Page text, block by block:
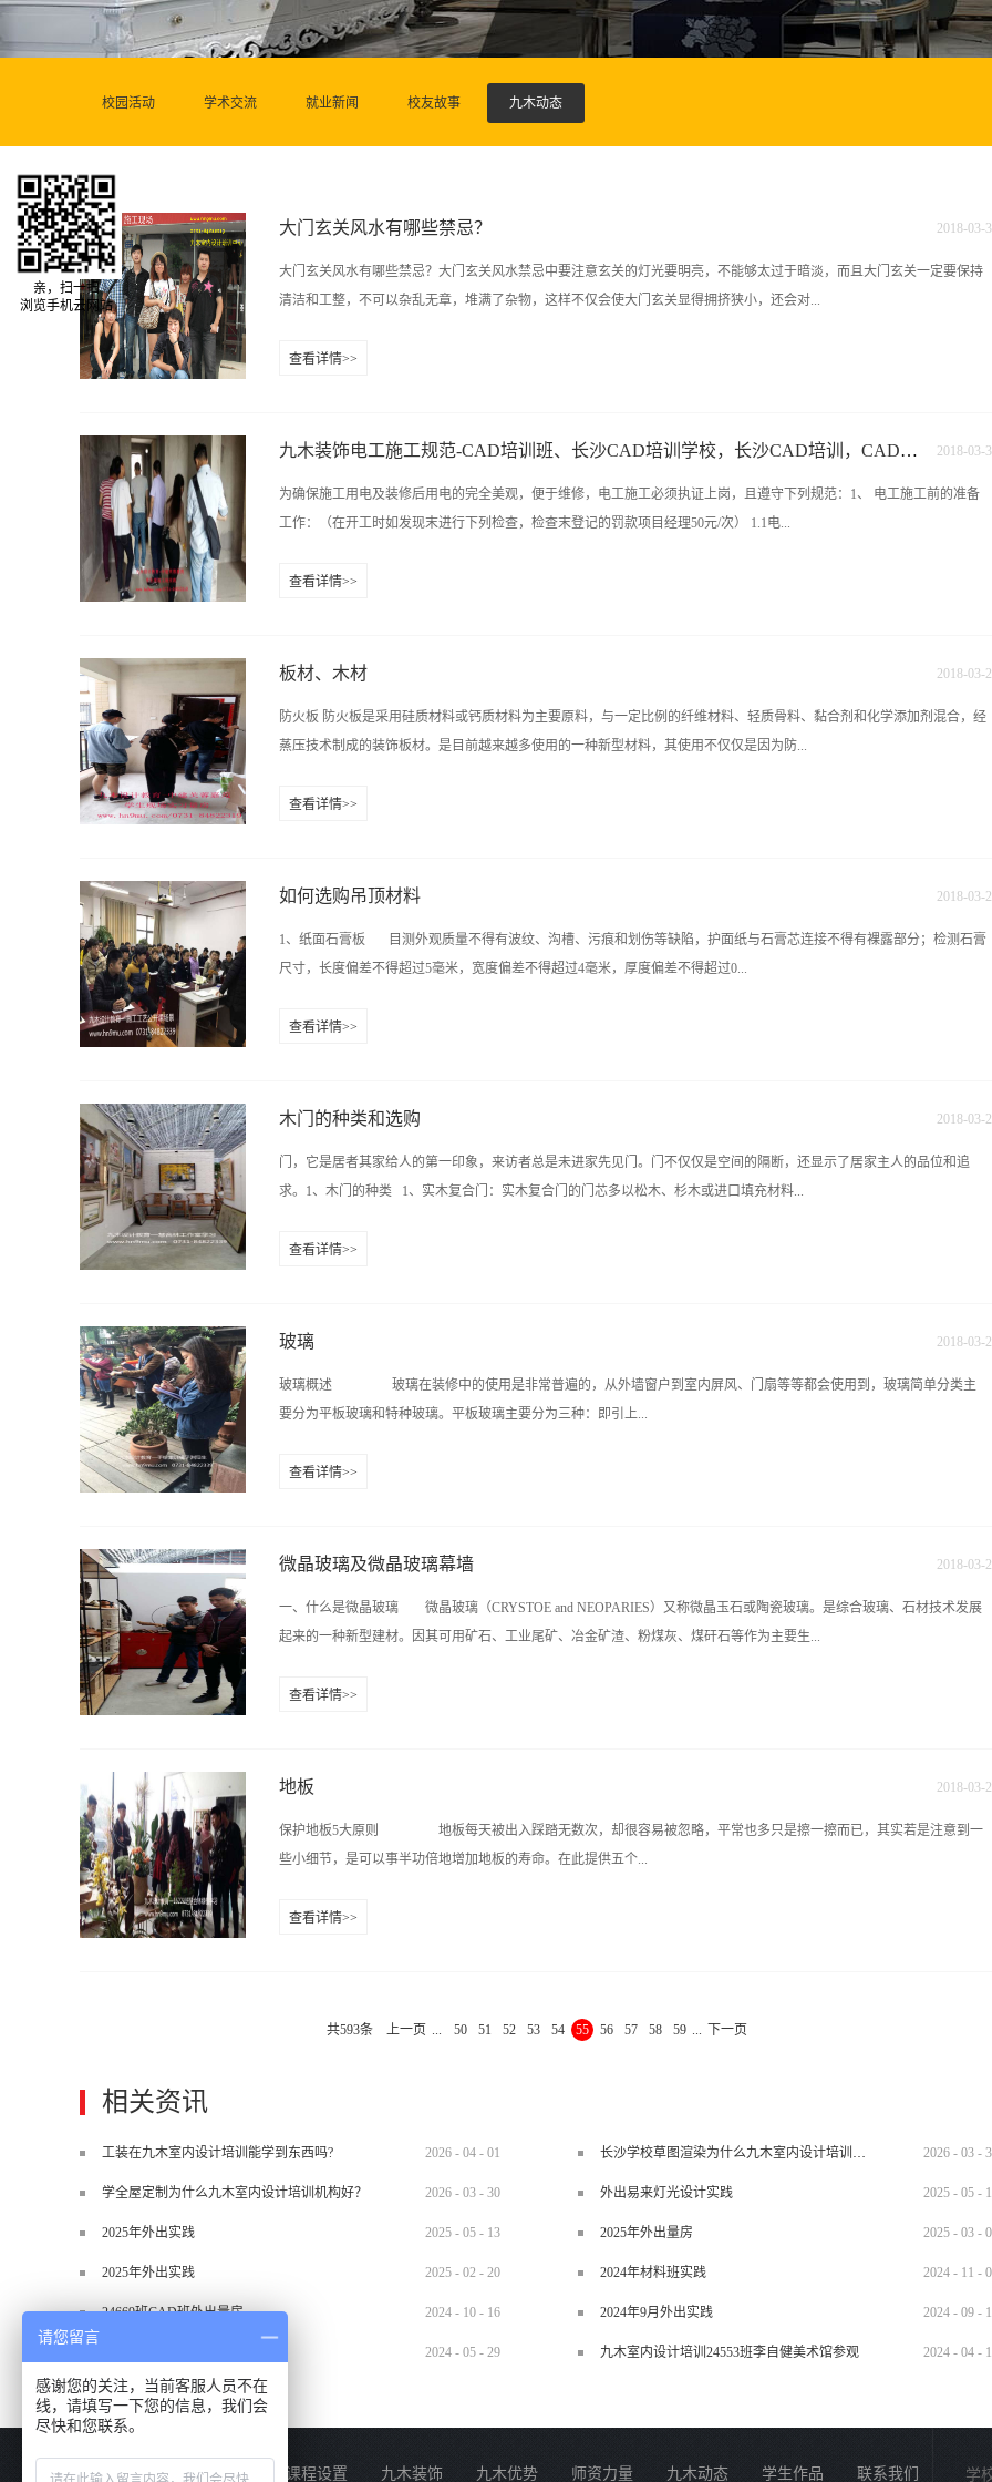
校园活动 学术交流 就业新闻 校友故事 九木动态
大门玄关风水有哪些禁忌？
大门玄关风水有哪些禁忌？大门玄关风水禁忌中要注意玄关的灯光要明亮，不能够太过于暗淡，而且大门玄关一定要保持
清洁和工整，不可以杂乱无章，堆满了杂物，这样不仅会使大门玄关显得拥挤狭小，还会对...
深沉的颜色则会给人一种压迫感，这也是大门玄关风水禁忌中的一点。玄关处也可以放置一些风水画，但是绝对不可以容
训告诉你，咨询电话彭老师13467515852大门玄关风水禁忌中最重要的一点就是大门玄关不可以与卫生间的门或者是其他
的门相对，这样会对住宅的风水有一定的影响，因为玄关是引进财气的，而卫生间却是充满了秽浊之气的地方，这样的两
物品会破坏住宅的风水。名称：九木设计培训中心咨询电话：彭老师：0731-84822339 13467515852 在线咨询
2018-03-
查看详情>>
九木装饰电工施工规范-CAD培训班、长沙CAD培训学校，长沙CAD培训，CAD培训学校，CAD软件培训
为确保施工用电及装修后用电的完全美观，便于维修，电工施工必须执证上岗，且遵守下列规范：1、 电工施工前的准备
工作：（在开工时如发现末进行下列检查，检查末登记的罚款项目经理50元/次） 1.1电...
是多大，电线布置是否分色，电源开关是否左零右火。1.4询问业主能否找到原始电路图。 2、施工现场临时用电管理规范
经理100/次。无电工证的师傅布线安装必须有电工证的师傅现场指导。2.2在施工现场作业时应集中精力，时时想到安全，
处处注意安全，严格按操作规程进行施工，严禁酒后违章作业。2.3施工现场用焊接、切割等必须有防火措施，火焰与带电
工现场用电安全规范：2.4.1工地临时要用缆线，从插座取电时，必须有插头。严禁用其它方式取电。如发现电动工具的导
2018-03-
查看详情>>
板材、木材
防火板 防火板是采用硅质材料或钙质材料为主要原料，与一定比例的纤维材料、轻质骨料、黏合剂和化学添加剂混合，经
蒸压技术制成的装饰板材。是目前越来越多使用的一种新型材料，其使用不仅仅是因为防...
而成，一般为五层结构。大芯板竖向(以芯材走向区分)抗弯压强度差，但横向抗弯压强度较高。细木工板 细木工板行内俗
制成。具有材质轻、强度高、良好的弹性和韧性，耐冲击和振动、易加工和涂饰、绝缘等优点胶合板(plywood) 行内俗称
细芯板，由三层或多层1mm厚的单板或薄板胶贴热压制成。它是目前手工制作家具中最为常用的材料。夹板一般分为3厘
加入胶水、添加剂压制而成的薄型板材。按压制方法可分为挤压刨花板、平压刨花板两类。刨花板分类如下： 1、根据用
2018-03-
查看详情>>
如何选购吊顶材料
1、纸面石膏板 目测外观质量不得有波纹、沟槽、污痕和划伤等缺陷，护面纸与石膏芯连接不得有裸露部分；检测石膏
尺寸，长度偏差不得超过5毫米，宽度偏差不得超过4毫米，厚度偏差不得超过0...
包装箱应完好、无破损、无水渍，打开包装箱观察吸音板，表面要干净、无污点、无磨损。3、塑料PVC扣板 选购PVC
如，表面有光泽，无划痕；用手敲击板面声音轻脆，用手弯曲板材有较大的弹性。检查测试报告中，产品的性能指标应满
足：热收缩率小于0.3％，氧指数大于35％，软化温度80℃以上，燃点300℃以上，吸水率小于15%，吸湿率小于4%，干状
2018-03-
查看详情>>
木门的种类和选购
门，它是居者其家给人的第一印象，来访者总是未进家先见门。门不仅仅是空间的隔断，还显示了居家主人的品位和追
求。1、木门的种类 1、实木复合门：实木复合门的门芯多以松木、杉木或进口填充材料...
裂。另外，实木复合门还具有保温、耐冲击、阻燃等特性，而且隔音效果同实木门基本相同。 由于实木复合门的造型多
间，因而也称实木造型门。高档的实木复合门不仅具有手感光滑、色泽柔和的特点，还非常环保，坚固耐用。 相比纯实
木门昂贵的造价，实木复合门的价格一般在1200-2300元左右一扇。如较高档的花梨木门，大约2300元一扇；中高档的胡桃
天然质感，且美观、抗冲击力强，而价格相对较高；贴纸的木门也称“纹木门”，因价格低廉，是较为大众化的产品，缺点
2018-03-
查看详情>>
玻璃
玻璃概述 玻璃在装修中的使用是非常普遍的，从外墙窗户到室内屏风、门扇等等都会使用到，玻璃简单分类主
要分为平板玻璃和特种玻璃。平板玻璃主要分为三种：即引上...
常见的品种一一说明： 一、 普通平板玻璃。 1、 3--4厘玻璃， mm在日常中也称为厘。我们所说的3厘
2018-03-
查看详情>>
微晶玻璃及微晶玻璃幕墙
一、什么是微晶玻璃 微晶玻璃（CRYSTOE and NEOPARIES）又称微晶玉石或陶瓷玻璃。是综合玻璃、石材技术发展
起来的一种新型建材。因其可用矿石、工业尾矿、冶金矿渣、粉煤灰、煤矸石等作为主要生...
上的绝缘材料，大规模集成电路的底板材料、微波炉耐热列器皿、化工与防腐材料和矿山耐磨材料等等。是具有发展前途
化热处理，使原单一的玻璃相形成了有微晶相和玻璃相均匀分布的复合材料。微晶玻璃和普通玻璃区别是：前者部分是晶
体，后者全是非晶体。微晶玻璃表面可呈现天然石条纹和颜色的不透明体，而玻璃则是各种颜色、不同程序的透明
量。 后两种因素是由微晶玻璃晶化热处理技术决定。微晶玻璃的原始组成不同，其晶相的种类也不同，例如有β硅灰
2018-03-
查看详情>>
地板
保护地板5大原则 地板每天被出入踩踏无数次，却很容易被忽略，平常也多只是擦一擦而已，其实若是注意到一
些小细节，是可以事半功倍地增加地板的寿命。在此提供五个...
2018-03-
查看详情>>
共593条 上一页 ... 50 51 52 53 54 55 56 57 58 59 ... 下一页
相关资讯
工装在九木室内设计培训能学到东西吗? 2026 - 04 - 01 长沙学校草图渲染为什么九木室内设计培训机构好？ 2026 - 03 -
学全屋定制为什么九木室内设计培训机构好？ 2026 - 03 - 30 外出易来灯光设计实践 2025 - 05 -
2025年外出实践 2025 - 05 - 13 2025年外出量房 2025 - 03 -
2025年外出实践 2025 - 02 - 20 2024年材料班实践 2024 - 11 -
24669班CAD班外出量房 2024 - 10 - 16 2024年9月外出实践 2024 - 09 -
2024 - 05 - 29 九木室内设计培训24553班李自健美术馆参观 2024 - 04 -
关于我们 课程设置 九木装饰 九木优势 师资力量 九木动态 学生作品 联系我们 学
亲，扫一扫
浏览手机云网站
请您留言
感谢您的关注，当前客服人员不在
线，请填写一下您的信息，我们会
尽快和您联系。